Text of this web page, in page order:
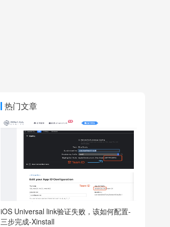
热门文章
iOS Universal link验证失败，该如何配置-
三步完成-Xinstall